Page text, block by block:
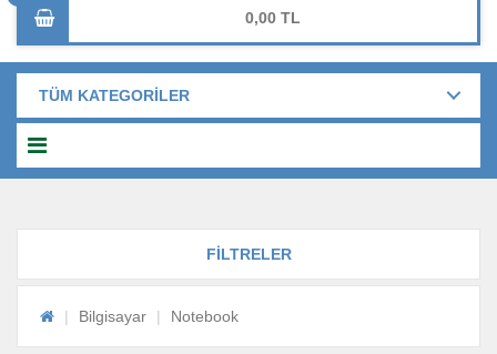
0,00
TÜM KATEGORİLER
FİLTRELER
Bilgisayar Notebook